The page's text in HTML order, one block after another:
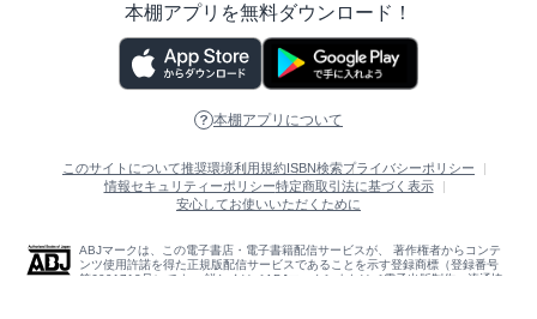
本棚アプリを無料ダウンロード！
本棚アプリについて
このサイトについて推奨環境利用規約ISBN検索プライバシーポリシー
情報セキュリティーポリシー特定商取引法に基づく表示
安心してお使いいただくために
ABJマークは、この電子書店・電子書籍配信サービスが、 著作権者からコンテ
ンツ使用許諾を得た正規版配信サービスであることを示す登録商標（登録番号
第6091713号）です。 詳しくは［ABJマーク］または［電子出版制作・流通協